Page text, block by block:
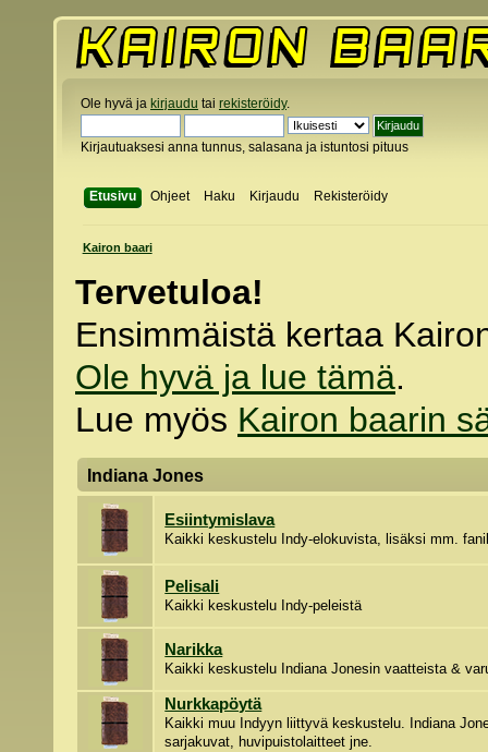
Ole hyvä ja kirjaudu tai rekisteröidy.
Kirjautuaksesi anna tunnus, salasana ja istuntosi pituus
Etusivu Ohjeet Haku Kirjaudu Rekisteröidy
Kairon baari
Tervetuloa!
Ensimmäistä kertaa
Ole hyvä ja lue tämä.
Lue myös Kairon baarin
Indiana Jones
Esiintymislava
Kaikki keskustelu Indy-elokuvista, lisäksi mm.
Pelisali
Kaikki keskustelu Indy-peleistä
Narikka
Kaikki keskustelu Indiana Jonesin vaatteista &
Nurkkapöytä
Kaikki muu Indyyn liittyvä keskustelu. Indiana
sarjakuvat, huvipuistolaitteet jne.